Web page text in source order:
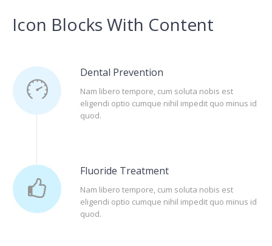
Icon Blocks With Content
Dental Prevention
Nam libero tempore, cum soluta nobis est
eligendi optio cumque nihil impedit quo minus id
quod.
Fluoride Treatment
Nam libero tempore, cum soluta nobis est
eligendi optio cumque nihil impedit quo minus id
quod.